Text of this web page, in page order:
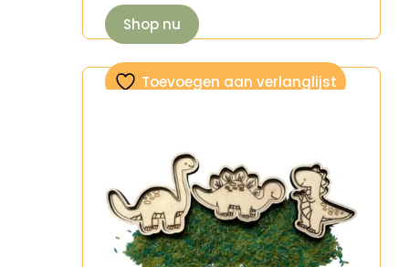
Shop nu
Toevoegen aan verlanglijst